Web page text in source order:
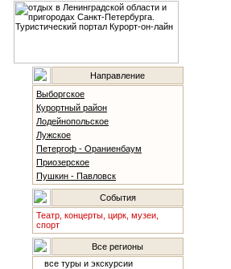
Направление
Выборгское
Курортный район
Лодейнопольское
Лужское
Петергоф - Ораниенбаум
Приозерское
Пушкин - Павловск
События
Театр, концерты, цирк, музеи,
спорт
Все регионы
все туры и экскурсии